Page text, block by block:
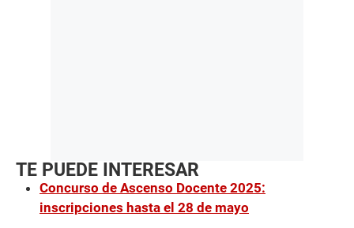
TE PUEDE INTERESAR
Concurso de Ascenso Docente 2025:
inscripciones hasta el 28 de mayo